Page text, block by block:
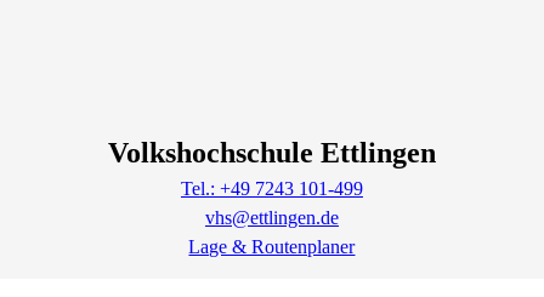
Volkshochschule Ettlingen
Tel.: +49 7243 101-499
vhs@ettlingen.de
Lage & Routenplaner